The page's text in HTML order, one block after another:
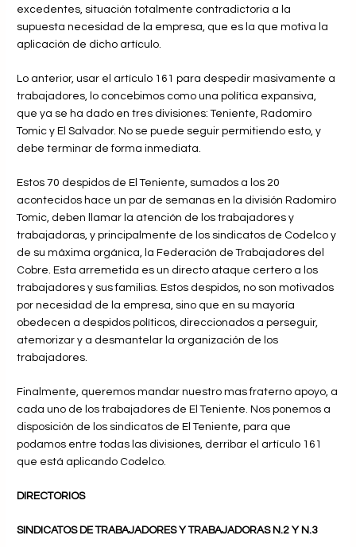
excedentes, situación totalmente contradictoria a la
supuesta necesidad de la empresa, que es la que motiva la
aplicación de dicho artículo.
Lo anterior, usar el artículo 161 para despedir masivamente a
trabajadores, lo concebimos como una política expansiva,
que ya se ha dado en tres divisiones: Teniente, Radomiro
Tomic y El Salvador. No se puede seguir permitiendo esto, y
debe terminar de forma inmediata.
Estos 70 despidos de El Teniente, sumados a los 20
acontecidos hace un par de semanas en la división Radomiro
Tomic, deben llamar la atención de los trabajadores y
trabajadoras, y principalmente de los sindicatos de Codelco y
de su máxima orgánica, la Federación de Trabajadores del
Cobre. Esta arremetida es un directo ataque certero a los
trabajadores y sus familias. Estos despidos, no son motivados
por necesidad de la empresa, sino que en su mayoría
obedecen a despidos políticos, direccionados a perseguir,
atemorizar y a desmantelar la organización de los
trabajadores.
Finalmente, queremos mandar nuestro mas fraterno apoyo, a
cada uno de los trabajadores de El Teniente. Nos ponemos a
disposición de los sindicatos de El Teniente, para que
podamos entre todas las divisiones, derribar el artículo 161
que está aplicando Codelco.
DIRECTORIOS
SINDICATOS DE TRABAJADORES Y TRABAJADORAS N.2 Y N.3